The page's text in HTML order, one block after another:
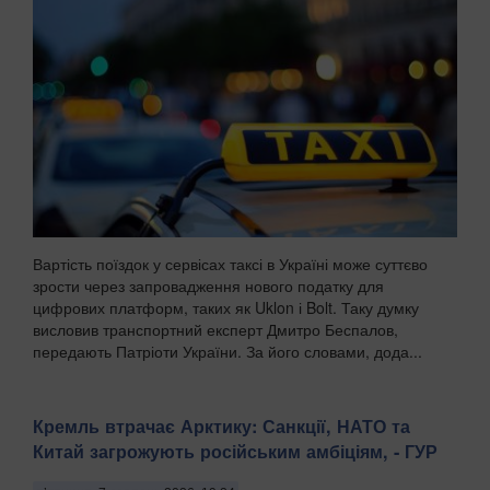
Вартість поїздок у сервісах таксі в Україні може суттєво
зрости через запровадження нового податку для
цифрових платформ, таких як Uklon і Bolt. Таку думку
висловив транспортний експерт Дмитро Беспалов,
передають Патріоти України. За його словами, дода...
Кремль втрачає Арктику: Санкції, НАТО та
Китай загрожують російським амбіціям, - ГУР